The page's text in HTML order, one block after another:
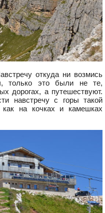
откуда ни возмись
только это были не те,
дорогах, а путешествуют.
навстречу с горы такой
на кочках и камешках